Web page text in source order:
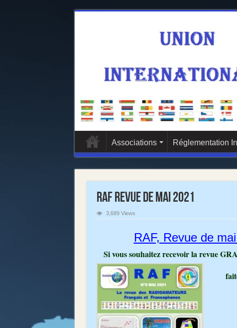
Associations Réglementation
RAF Revue de Mai 2021
3,689 Views
RAF, Revue de
Si vous souhaitez recevoir la revue